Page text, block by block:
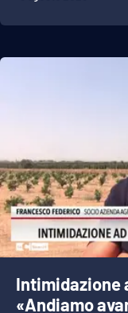
Intimidazione
«Andiamo